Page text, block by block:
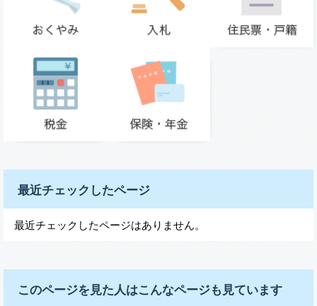
最近チェックしたページ
最近チェックしたページはありません。
このページを見た人はこんなページも見ています